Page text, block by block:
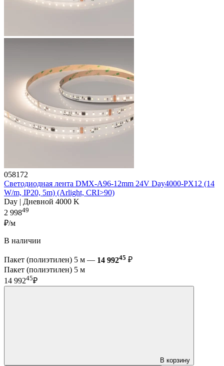
058172
Светодиодная лента DMX-A96-12mm 24V Day4000-PX12 (14
W/m, IP20, 5m) (Arlight, CRI>90)
Day | Дневной 4000 K
2 99849
₽/м
В наличии
Пакет (полиэтилен) 5 м — 14 99245 ₽
Пакет (полиэтилен) 5 м
14 99245₽
В корзину